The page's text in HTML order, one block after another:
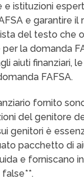
istituzioni
e garantire
del testo che
la domanda
aiuti finanziari,
FAFSA.
fornito
del genitore
genitori è
pacchetto di
e forniscano